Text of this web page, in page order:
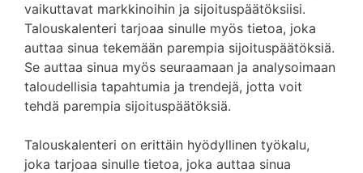
vaikuttavat markkinoihin ja sijoituspäätöksiisi.
Talouskalenteri tarjoaa sinulle myös tietoa, joka
auttaa sinua tekemään parempia sijoituspäätöksiä.
Se auttaa sinua myös seuraamaan ja analysoimaan
taloudellisia tapahtumia ja trendejä, jotta voit
tehdä parempia sijoituspäätöksiä.
Talouskalenteri on erittäin hyödyllinen työkalu,
joka tarjoaa sinulle tietoa, joka auttaa sinua